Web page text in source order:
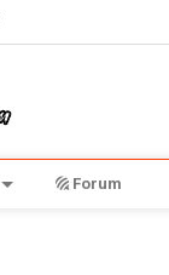
Forum